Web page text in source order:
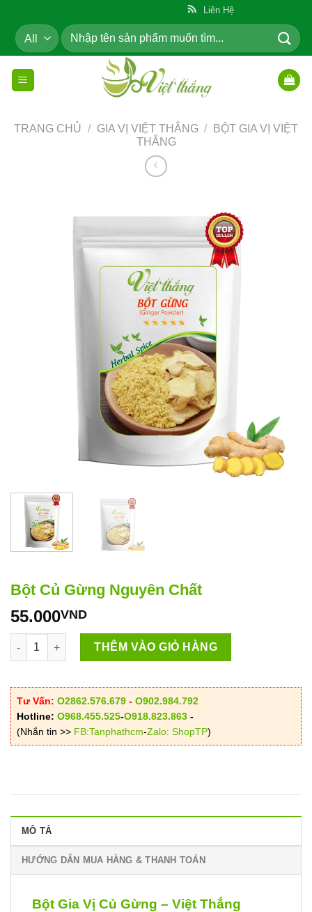
content
Liên Hệ
Tìm
kiếm:
TRANG CHỦ / GIA VỊ VIỆT THẮNG /
BỘT GIA VỊ VIỆT
THẮNG
Bột Củ Gừng Nguyên Chất
55.000VND
Bột Củ Gừng Nguyên Chất số lượng
THÊM VÀO GIỎ HÀNG
Tư Vấn: O2862.576.679 - O902.984.792
Hotline: O968.455.525-O918.823.863 -
(Nhắn tin >> FB:Tanphathcm-Zalo: ShopTP)
MÔ TẢ
HƯỚNG DẪN MUA HÀNG & THANH TOÁN
Bột Gia Vị Củ Gừng – Việt Thắng